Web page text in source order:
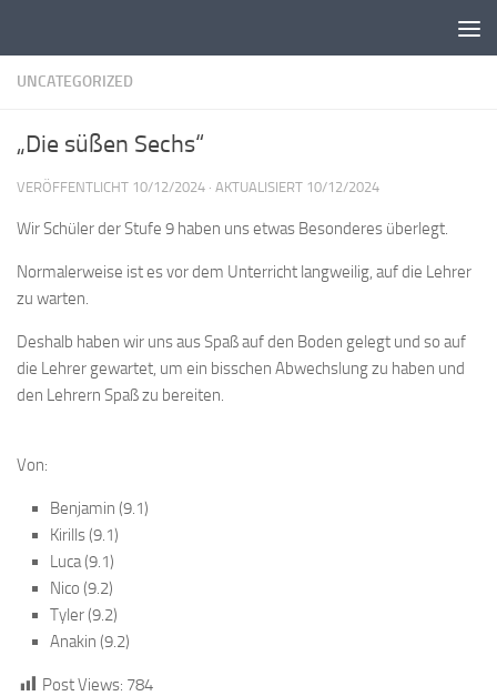
UNCATEGORIZED
„Die süßen Sechs“
VERÖFFENTLICHT 10/12/2024 · AKTUALISIERT 10/12/2024
Wir Schüler der Stufe 9 haben uns etwas Besonderes überlegt.
Normalerweise ist es vor dem Unterricht langweilig, auf die Lehrer
zu warten.
Deshalb haben wir uns aus Spaß auf den Boden gelegt und so auf
die Lehrer gewartet, um ein bisschen Abwechslung zu haben und
den Lehrern Spaß zu bereiten.
Von:
Benjamin (9.1)
Kirills (9.1)
Luca (9.1)
Nico (9.2)
Tyler (9.2)
Anakin (9.2)
Post Views: 784